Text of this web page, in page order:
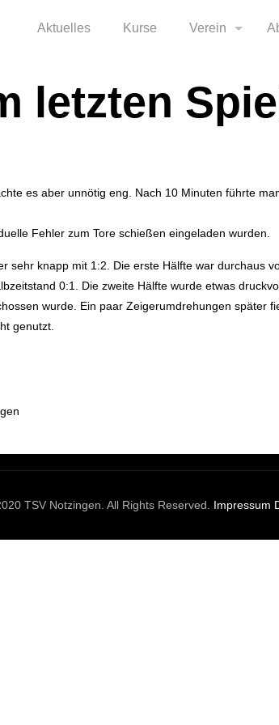
Aktuelles Kurse Verein
letzten
es aber unnötig eng. Nach 10 Minuten führte
Fehler zum Tore schießen eingeladen wurden.
sehr knapp mit 1:2. Die erste Hälfte war durchaus
0:1. Die zweite Hälfte wurde etwas
wurde. Ein paar Zeigerumdrehungen später
genutzt.
TSV Notzingen. All Rights Reserved. Impressum